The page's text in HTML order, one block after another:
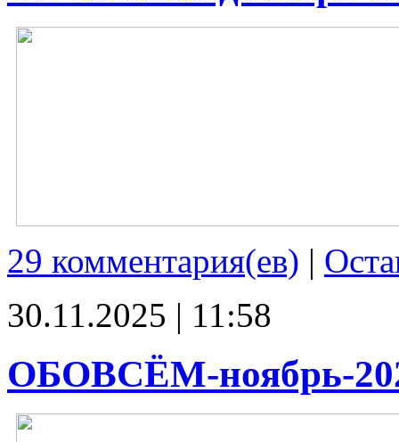
29 комментария(ев) |
30.11.2025 | 11:58
ОБОВСЁМ-ноябрь-